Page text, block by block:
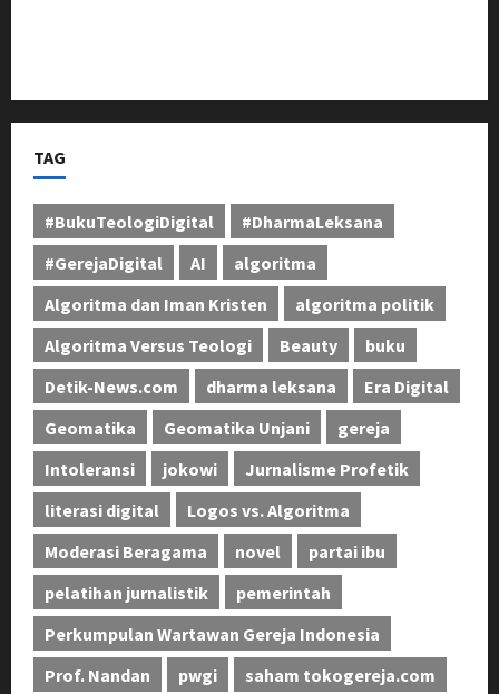
TAG
#BukuTeologiDigital
#DharmaLeksana
#GerejaDigital
AI
algoritma
Algoritma dan Iman Kristen
algoritma politik
Algoritma Versus Teologi
Beauty
buku
Detik-News.com
dharma leksana
Era Digital
Geomatika
Geomatika Unjani
gereja
Intoleransi
jokowi
Jurnalisme Profetik
literasi digital
Logos vs. Algoritma
Moderasi Beragama
novel
partai ibu
pelatihan jurnalistik
pemerintah
Perkumpulan Wartawan Gereja Indonesia
Prof. Nandan
pwgi
saham tokogereja.com